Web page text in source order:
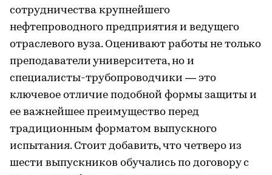
сотрудничества крупнейшего
нефтепроводного предприятия и ведущего
отраслевого вуза. Оценивают работы не только
преподаватели университета, но и
специалисты-трубопроводчики — это
ключевое отличие подобной формы защиты и
ее важнейшее преимущество перед
традиционным форматом выпускного
испытания. Стоит добавить, что четверо из
шести выпускников обучались по договору с